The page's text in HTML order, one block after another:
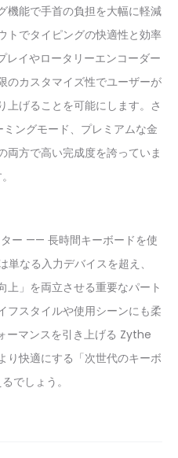
機能で手首の負担を大幅に軽減
トでタイピングの快適性と効率
レイやロータリーエンコーダー
のカスタマイズ性でユーザーが
上げることを可能にします。さ
ングモード、プレミアムな金
両方で高い完成度を誇っていま
ー —— 長時間キーボードを使
なる入力デバイスを超え、
上」を両立させる重要なパート
フスタイルや使用シーンにも柔
ーマンスを引き上げる Zythe
り快適にする「次世代のキーボ
でしょう。